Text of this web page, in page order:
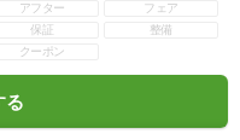
アフター
フェア
保証
整備
クーポン
る